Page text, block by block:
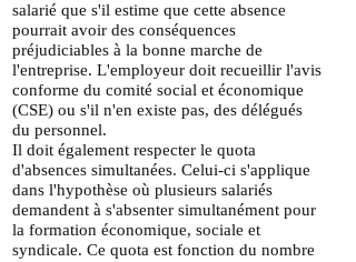
salarié que s'il estime que cette absence
pourrait avoir des conséquences
préjudiciables à la bonne marche de
l'entreprise. L'employeur doit recueillir l'avis
conforme du comité social et économique
(CSE) ou s'il n'en existe pas, des délégués
du personnel.
Il doit également respecter le quota
d'absences simultanées. Celui-ci s'applique
dans l'hypothèse où plusieurs salariés
demandent à s'absenter simultanément pour
la formation économique, sociale et
syndicale. Ce quota est fonction du nombre